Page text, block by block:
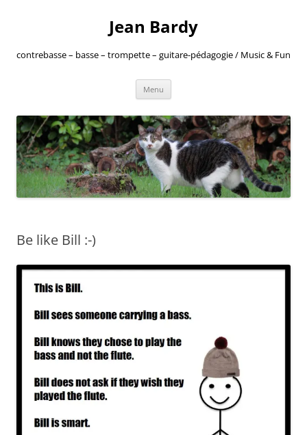
Jean Bardy
contrebasse – basse – trompette – guitare-pédagogie / Music & Fun
Menu
Be like Bill :-)